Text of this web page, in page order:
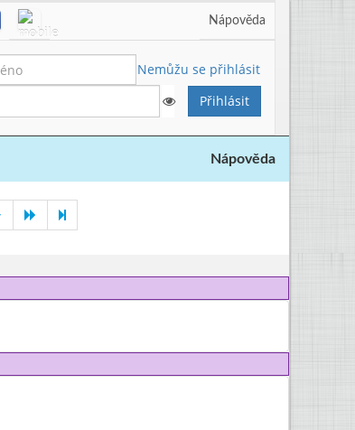
Nápověda
Nemůžu se přihlásit
Nápověda